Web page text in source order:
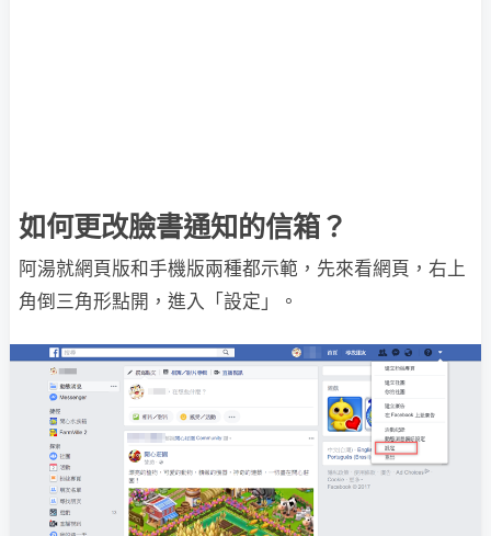
如何更改臉書通知的信箱？
阿湯就網頁版和手機版兩種都示範，先來看網頁，右上
角倒三角形點開，進入「設定」。